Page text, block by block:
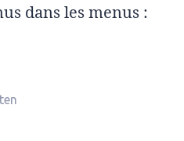
dans les menus :